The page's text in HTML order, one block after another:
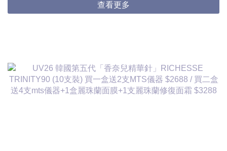
查看更多